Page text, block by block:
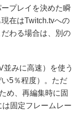
プレイを決めた瞬
在はTwitch.tvへの
わる場合は、別の
みに高速）を使う
5％程度）。ただ
め、再編集時に固
固定フレームレー